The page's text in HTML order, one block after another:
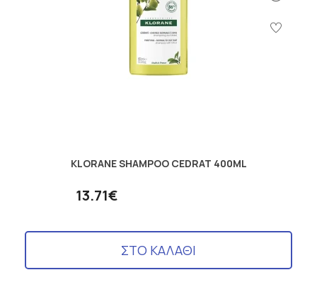
KLORANE SHAMPOO CEDRAT 400ML
13.71€
ΣΤΟ ΚΑΛΑΘΙ